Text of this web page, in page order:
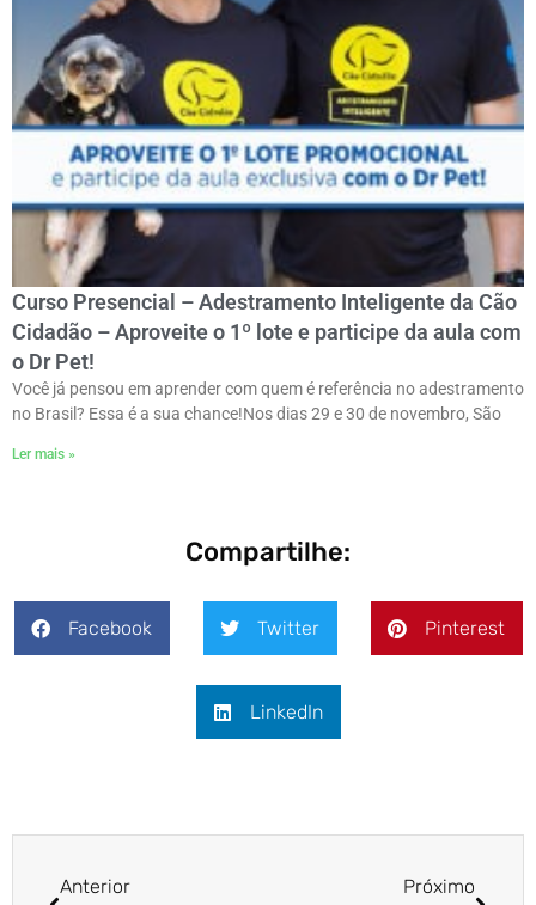
Curso Presencial – Adestramento Inteligente da Cão
Cidadão – Aproveite o 1º lote e participe da aula com
o Dr Pet!
Você já pensou em aprender com quem é referência no adestramento
no Brasil? Essa é a sua chance!ㅤNos dias 29 e 30 de novembro, São
Ler mais »
Compartilhe:
Facebook Twitter Pinterest
LinkedIn
Anterior Próximo